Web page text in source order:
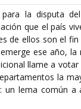
la disputa
que el país
de ellos son el
ese año,
llame a
la
lema común a